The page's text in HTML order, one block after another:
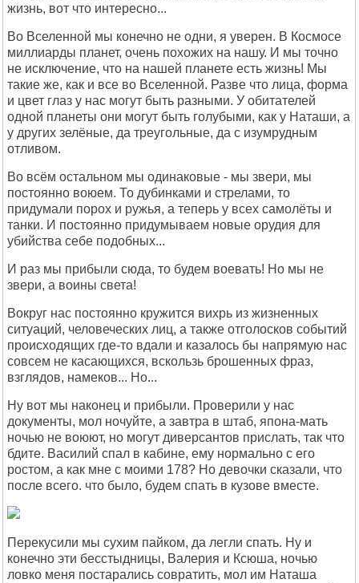
жизнь, вот что интересно...
Во Вселенной мы конечно не одни, я уверен. В Космосе
миллиарды планет, очень похожих на нашу. И мы точно
не исключение, что на нашей планете есть жизнь! Мы
такие же, как и все во Вселенной. Разве что лица, форма
и цвет глаз у нас могут быть разными. У обитателей
одной планеты они могут быть голубыми, как у Наташи, а
у других зелёные, да треугольные, да с изумрудным
отливом.
Во всём остальном мы одинаковые - мы звери, мы
постоянно воюем. То дубинками и стрелами, то
придумали порох и ружья, а теперь у всех самолёты и
танки. И постоянно придумываем новые орудия для
убийства себе подобных...
И раз мы прибыли сюда, то будем воевать! Но мы не
звери, а воины света!
Вокруг нас постоянно кружится вихрь из жизненных
ситуаций, человеческих лиц, а также отголосков событий
происходящих где-то вдали и казалось бы напрямую нас
совсем не касающихся, вскользь брошенных фраз,
взглядов, намеков... Но...
Ну вот мы наконец и прибыли. Проверили у нас
документы, мол ночуйте, а завтра в штаб, япона-мать
ночью не воюют, но могут диверсантов прислать, так что
бдите. Василий спал в кабине, ему нормально с его
ростом, а как мне с моими 178? Но девочки сказали, что
после всего. что было, будем спать в кузове вместе.
Перекусили мы сухим пайком, да легли спать. Ну и
конечно эти бесстыдницы, Валерия и Ксюша, ночью
ловко меня постарались совратить, мол им Наташа